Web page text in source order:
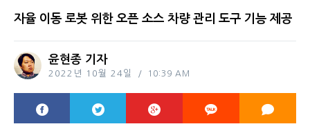
자율 이동 로봇 위한 오픈 소스 차량 관리 도구 기능 제공
윤현종 기자
2022년 10월 24일 10:39 AM